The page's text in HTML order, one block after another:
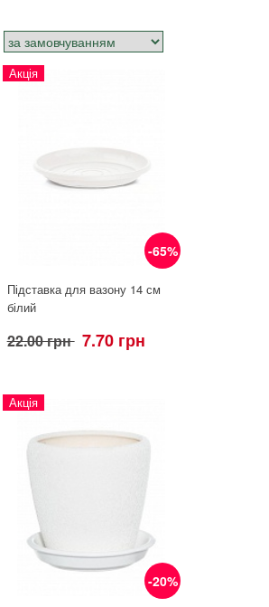
-65%
Акція
Підставка для вазону 14 см
білий
22.00 грн 7.70 грн
-20%
Акція